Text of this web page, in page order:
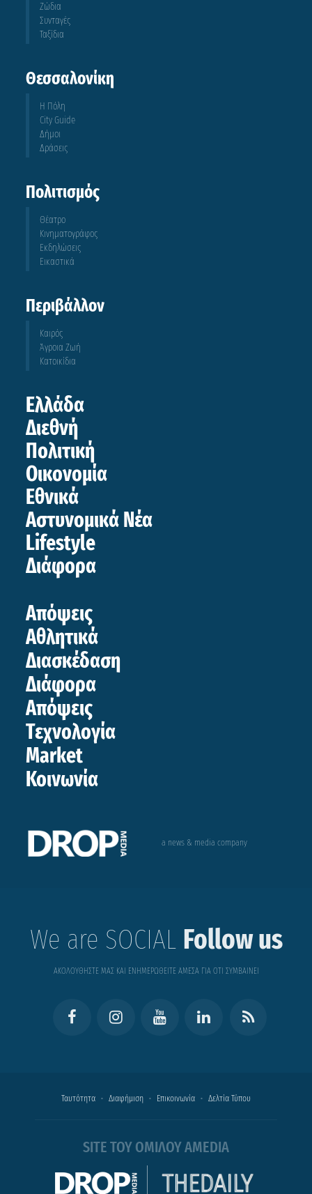
Ζώδια
Συνταγές
Ταξίδια
Θεσσαλονίκη
Η Πόλη
City Guide
Δήμοι
Δράσεις
Πολιτισμός
Θέατρο
Κινηματογράφος
Εκδηλώσεις
Εικαστικά
Περιβάλλον
Καιρός
Άγροια Ζωή
Κατοικίδια
Ελλάδα
Διεθνή
Πολιτική
Οικονομία
Εθνικά
Αστυνομικά Νέα
Lifestyle
Διάφορα
Απόψεις
Αθλητικά
Διασκέδαση
Διάφορα
Απόψεις
Τεχνολογία
Market
Κοινωνία
a news & media company
We are SOCIAL Follow us
ΑΚΟΛΟΥΘΗΣΤΕ ΜΑΣ ΚΑΙ ΕΝΗΜΕΡΩΘΕΙΤΕ ΑΜΕΣΑ ΓΙΑ ΟΤΙ ΣΥΜΒΑΙΝΕΙ
Ταυτότητα Διαφήμιση Επικοινωνία Δελτία Τύπου
SITE ΤΟΥ ΟΜΙΛΟΥ AMEDIA